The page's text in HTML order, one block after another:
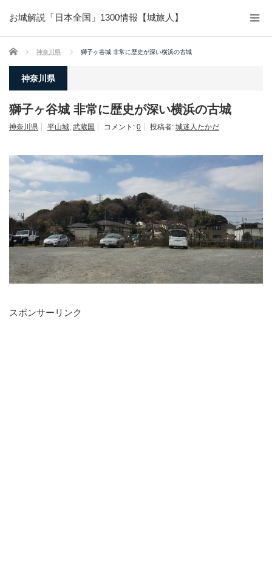
お城解説「日本全国」1300情報【城旅人】
ホーム 神奈川県 獅子ヶ谷城 非常に歴史が深い横浜の古城
神奈川県
獅子ヶ谷城 非常に歴史が深い横浜の古城
神奈川県 平山城, 武蔵国 コメント: 0 投稿者: 城迷人たかだ
スポンサーリンク